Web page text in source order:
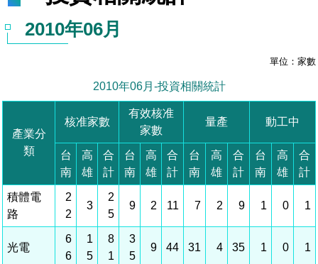
即時新聞澄清專區
招標資訊
園區電子看板專區
設立沿革
首長介紹
局長小檔案
局長電子信箱
組織法
組織架構
組織職掌
管理局位置
施政主軸
年度工作展望
國家科學及技術委員會重大政策
廉政園地
工作職掌與聯絡管道
廉政反貪、防貪專區
獲獎記錄
檔案應用專區
臺南園區
競爭優勢
土地規劃
水電供應
園區土地廠房宿舍出租資訊
競爭優勢
土地規劃
水電供應
橋頭園區
簡介
競爭優勢
土地規劃
新設園區
交通資訊
機構及廠商名錄
工商服務
申請流程及表單
入區申辦流程
申辦案件處理時限
投資業務
相關費用
園區事業管理費
土地及廠房租賃
科學園區廠商服務網
園區課程及獎補助計畫